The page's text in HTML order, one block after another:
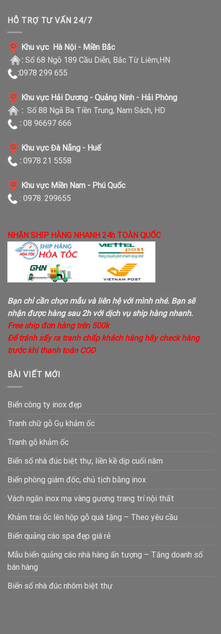
HỖ TRỢ TƯ VẤN 24/7
Khu vực Hà Nội - Miền Bắc
: Số 68 Ngõ 189 Cầu Diễn, Bắc Từ Liêm,HN
:0978 299 655
Khu vực Hải Dương - Quảng Ninh - Hải Phòng
: Số 88 Ngã Ba Tiền Trung, Nam Sách, HD
: 08 96697 666
Khu vực Đà Nẵng - Huế
: 0978 21 5558
Khu vực Miền Nam - Phú Quốc
: 0978. 299655
NHẬN SHIP HÀNG NHANH 24h TOÀN QUỐC
Bạn chỉ cần chọn mẫu và liên hệ với mình nhé. Bạn sẽ
nhận được hàng sau 2h với dịch vụ ship hàng nhanh.
Free ship đơn hàng trên 500k
Để tránh xẩy ra tranh chấp khách hàng hãy check hàng
trước khi thanh toán COD
BÀI VIẾT MỚI
Biển công ty inox đẹp
Tranh chữ gỗ Gụ khảm ốc
Tranh gỗ khảm ốc
Biển số nhà đúc biệt thự, liền kề dịp cuối năm
Biển phòng giám đốc, chủ tịch bằng inox
Vách ngăn inox mạ vàng gương trang trí nội thất
Khảm trai ốc lên hộp gỗ quà tặng – Theo yêu cầu
Biển quảng cáo spa đẹp giá rẻ
Mẫu biển quảng cáo nhà hàng ấn tượng – Tăng doanh số
bán hàng
Biển số nhà đúc nhôm biệt thự